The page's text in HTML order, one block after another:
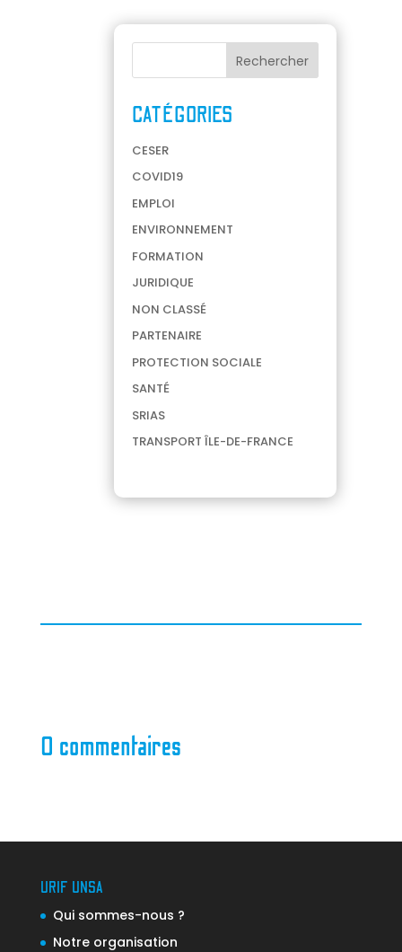
CATÉGORIES
CESER
COVID19
EMPLOI
ENVIRONNEMENT
FORMATION
JURIDIQUE
NON CLASSÉ
PARTENAIRE
PROTECTION SOCIALE
SANTÉ
SRIAS
TRANSPORT ÎLE-DE-FRANCE
0 commentaires
URIF UNSA
Qui sommes-nous ?
Notre organisation